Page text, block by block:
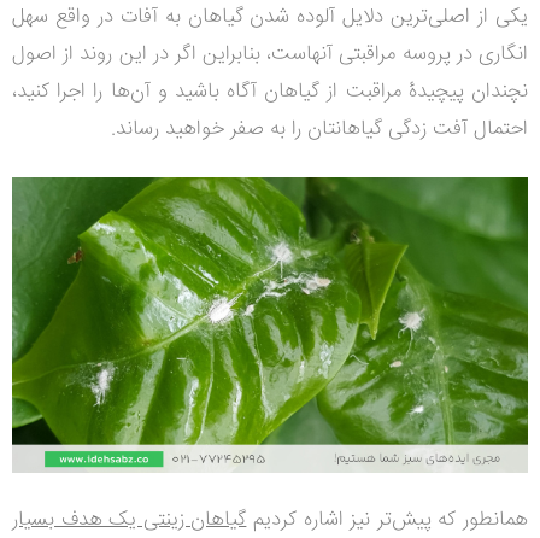
یکی از اصلی‌ترین دلایل آلوده شدن گیاهان به آفات در واقع سهل
انگاری در پروسه مراقبتی آنهاست، بنابراین اگر در این روند از اصول
نچندان پیچیدۀ مراقبت از گیاهان آگاه باشید و آن‌ها را اجرا کنید،
احتمال آفت زدگی گیاهانتان را به صفر خواهید رساند.
همانطور که پیش‌تر نیز اشاره کردیمگیاهان زینتی یک هدف بسیار